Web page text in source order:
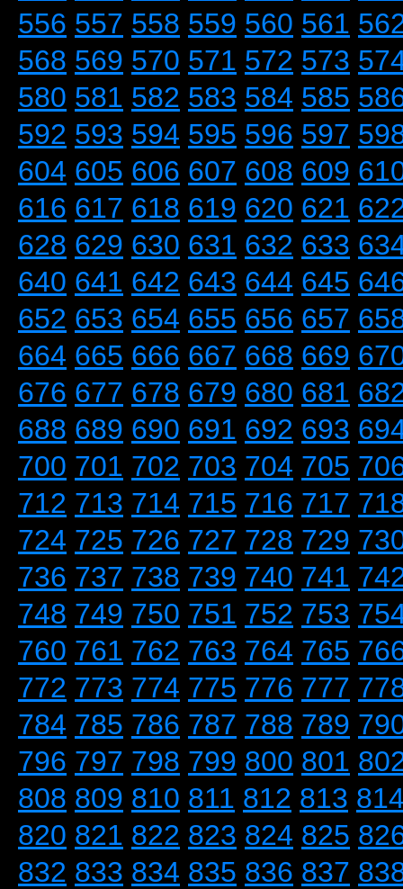
556 557 558 559 560 561
568 569 570 571 572 573
580 581 582 583 584 585
592 593 594 595 596 597
604 605 606 607 608 609
616 617 618 619 620 621
628 629 630 631 632 633
640 641 642 643 644 645
652 653 654 655 656 657
664 665 666 667 668 669
676 677 678 679 680 681
688 689 690 691 692 693
700 701 702 703 704 705
712 713 714 715 716 717
724 725 726 727 728 729
736 737 738 739 740 741
748 749 750 751 752 753
760 761 762 763 764 765
772 773 774 775 776 777
784 785 786 787 788 789
796 797 798 799 800 801
808 809 810 811 812 813
820 821 822 823 824 825
832 833 834 835 836 837